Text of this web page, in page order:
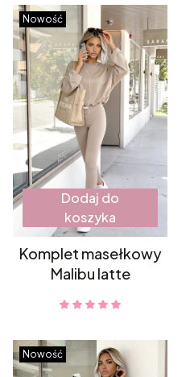
Nowość
Dodaj do
koszyka
Komplet masełkowy
Malibu latte
Nowość